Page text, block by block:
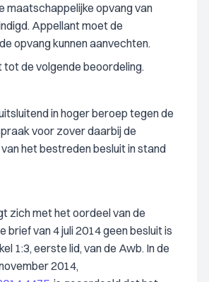
maatschappelijke opvang van
Appellant moet de
opvang kunnen aanvechten.
tot de volgende beoordeling.
in hoger beroep tegen de
voor zover daarbij de
het bestreden besluit in stand
zich met het oordeel van de
brief van 4 juli 2014 geen besluit is
1:3, eerste lid, van de Awb. In de
2014,